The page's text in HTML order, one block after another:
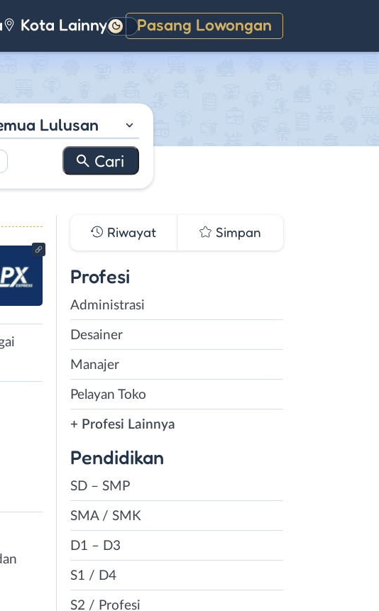
Kota Lainnya Pasang Lowongan
Gelap
Lulusan
Riwayat Simpan
Profesi
Administrasi
Desainer
Manajer
Pelayan Toko
+ Profesi Lainnya
Pendidikan
SD – SMP
SMA / SMK
D1 – D3
S1 / D4
S2 / Profesi